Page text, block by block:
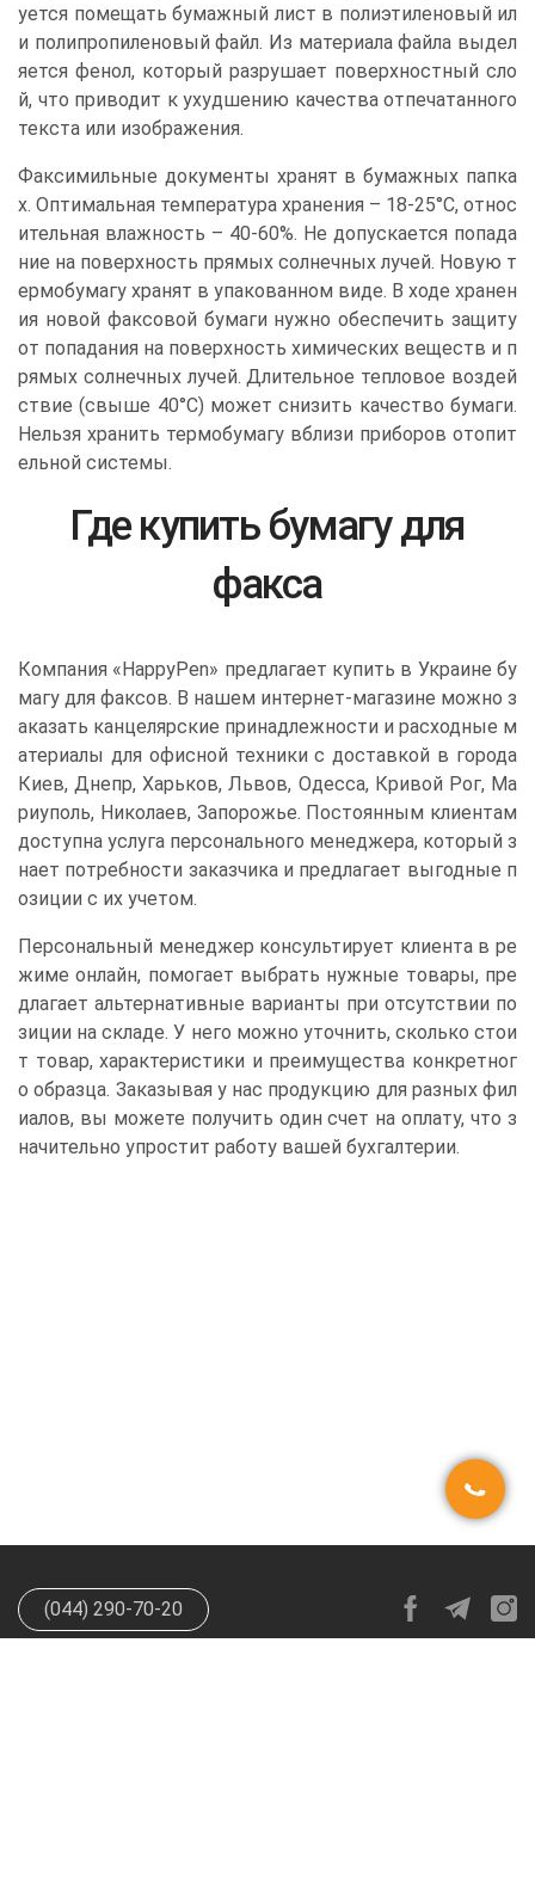
уется помещать бумажный лист в полиэтиленовый ил
и полипропиленовый файл. Из материала файла выдел
яется фенол, который разрушает поверхностный сло
й, что приводит к ухудшению качества отпечатанного
текста или изображения.
Факсимильные документы хранят в бумажных папка
х. Оптимальная температура хранения – 18-25°C, относ
ительная влажность – 40-60%. Не допускается попада
ние на поверхность прямых солнечных лучей. Новую т
ермобумагу хранят в упакованном виде. В ходе хранен
ия новой факсовой бумаги нужно обеспечить защиту
от попадания на поверхность химических веществ и п
рямых солнечных лучей. Длительное тепловое воздей
ствие (свыше 40°C) может снизить качество бумаги.
Нельзя хранить термобумагу вблизи приборов отопит
ельной системы.
Где купить бумагу для
факса
Компания «HappyPen» предлагает купить в Украине бу
магу для факсов. В нашем интернет-магазине можно з
аказать канцелярские принадлежности и расходные м
атериалы для офисной техники с доставкой в города
Киев, Днепр, Харьков, Львов, Одесса, Кривой Рог, Ма
риуполь, Николаев, Запорожье. Постоянным клиентам
доступна услуга персонального менеджера, который з
нает потребности заказчика и предлагает выгодные п
озиции с их учетом.
Персональный менеджер консультирует клиента в ре
жиме онлайн, помогает выбрать нужные товары, пре
длагает альтернативные варианты при отсутствии по
зиции на складе. У него можно уточнить, сколько стои
т товар, характеристики и преимущества конкретног
о образца. Заказывая у нас продукцию для разных фил
иалов, вы можете получить один счет на оплату, что з
начительно упростит работу вашей бухгалтерии.
(044) 290-70-20